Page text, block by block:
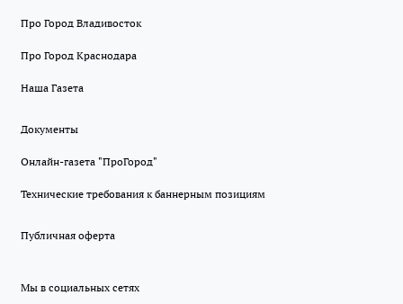
Про Город Владивосток
Про Город Краснодара
Наша Газета
Документы
Онлайн-газета "ПроГород"
Технические требования к баннерным позициям
Публичная оферта
Мы в социальных сетях